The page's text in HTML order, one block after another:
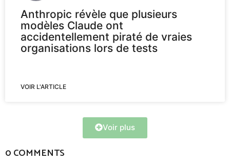
Anthropic révèle que plusieurs
modèles Claude ont
accidentellement piraté de vraies
organisations lors de tests
VOIR L'ARTICLE
Voir plus
0 COMMENTS